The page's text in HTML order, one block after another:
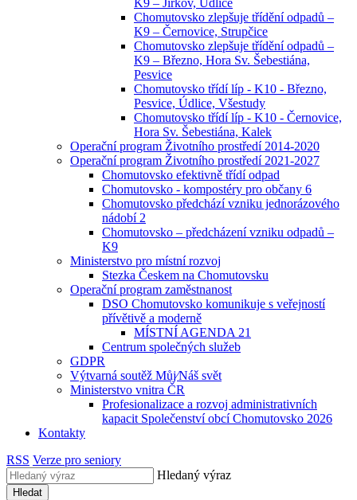
K9 – Jirkov, Údlice
Chomutovsko zlepšuje třídění odpadů –
K9 – Černovice, Strupčice
Chomutovsko zlepšuje třídění odpadů –
K9 – Březno, Hora Sv. Šebestiána,
Pesvice
Chomutovsko třídí líp - K10 - Březno,
Pesvice, Údlice, Všestudy
Chomutovsko třídí líp - K10 - Černovice,
Hora Sv. Šebestiána, Kalek
Operační program Životního prostředí 2014-2020
Operační program Životního prostředí 2021-2027
Chomutovsko efektivně třídí odpad
Chomutovsko - kompostéry pro občany 6
Chomutovsko předchází vzniku jednorázového
nádobí 2
Chomutovsko – předcházení vzniku odpadů –
K9
Ministerstvo pro místní rozvoj
Stezka Českem na Chomutovsku
Operační program zaměstnanost
DSO Chomutovsko komunikuje s veřejností
přívětivě a moderně
MÍSTNÍ AGENDA 21
Centrum společných služeb
GDPR
Výtvarná soutěž Můj⁄Náš svět
Ministerstvo vnitra ČR
Profesionalizace a rozvoj administrativních
kapacit Společenství obcí Chomutovsko 2026
Kontakty
RSS Verze pro seniory
Hledaný výraz
Hledat